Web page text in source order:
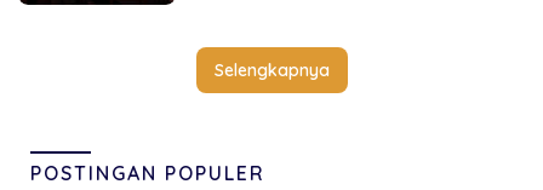
Selengkapnya
POSTINGAN POPULER